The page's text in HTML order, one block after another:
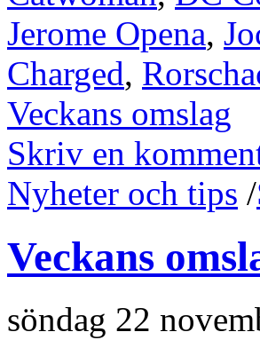
Jerome Opena,
Charged,
Veckans omslag
Skriv en
Nyheter och tips /
Veckans
söndag 22